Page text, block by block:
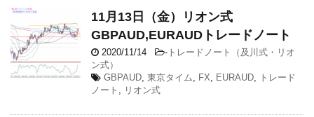
11月13日（金）リオン式
GBPAUD,EURAUDトレードノート
2020/11/14 - トレードノート（及川式・リオ
ン式）
GBPAUD, 東京タイム, FX, EURAUD,
トレード
ノート , リオン式